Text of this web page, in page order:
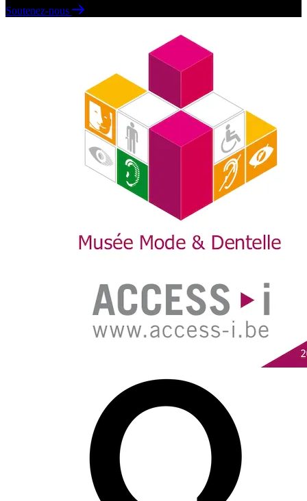
Soutenez-nous